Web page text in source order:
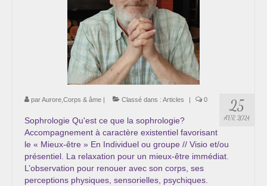
Initiation à la Numérologie
Témoignages Initiation à la Numérologie
LMMA – EMDR
Soin et éveil au Féminin authentique et sacré
Chemin de libération et d’expression de soi »
Cœur de Femme »
25
AVR 2024
parAurore,Corps & âme | Classé dans : Articles | 0
Sophrologie Qu'est ce que la sophrologie?
Accompagnement à caractère existentiel favorisant
le « Mieux-être » En Individuel ou groupe // Visio et/ou
présentiel. La relaxation pour un mieux-être immédiat.
L’observation pour renouer avec son corps, ses
perceptions physiques, sensorielles, psychiques.